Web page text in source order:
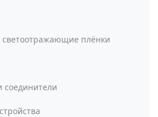
светоотражающие плёнки
соединители